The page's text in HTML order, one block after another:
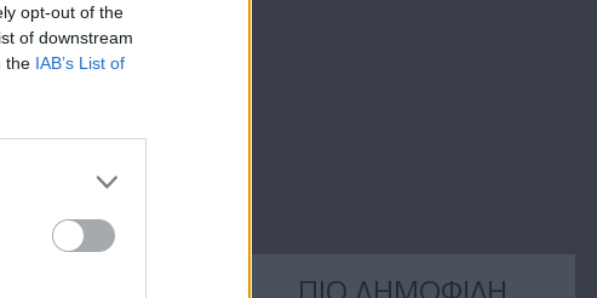
opt-out of the
of downstream
the IAB’s List of
ΠΙΟ ΔΗΜΟΦΙΛΗ